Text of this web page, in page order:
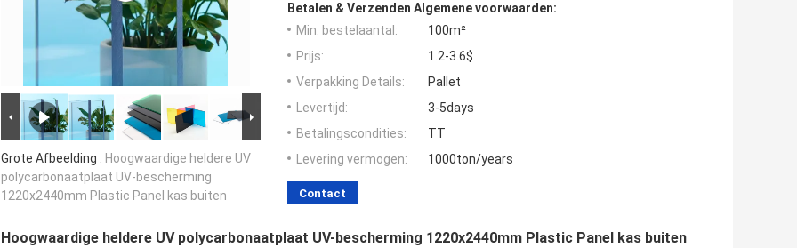
Grote Afbeelding : Hoogwaardige heldere UV
polycarbonaatplaat UV-bescherming
1220x2440mm Plastic Panel kas buiten
Betalen & Verzenden Algemene voorwaarden:
Min. bestelaantal:
100m²
Prijs:
1.2-3.6$
Verpakking Details:
Pallet
Levertijd:
3-5days
Betalingscondities:
TT
Levering vermogen:
1000ton/years
Contact
Hoogwaardige heldere UV polycarbonaatplaat UV-bescherming 1220x2440mm Plastic Panel kas buiten